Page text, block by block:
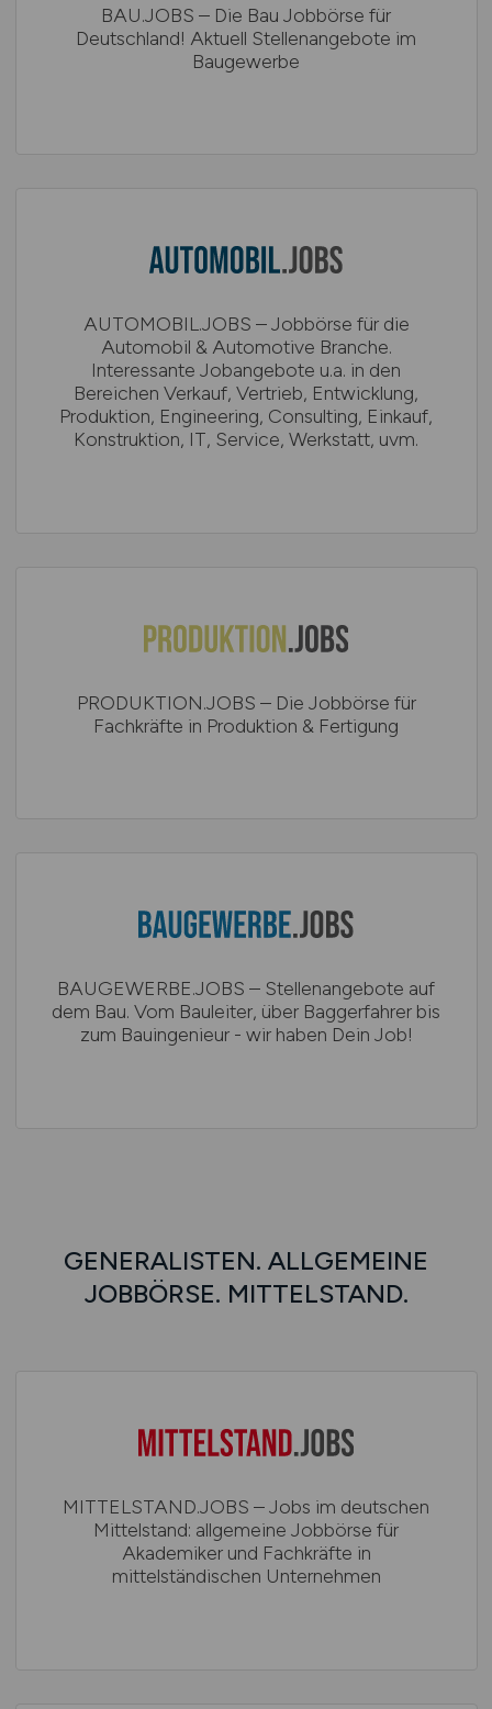
BAU.JOBS – Die Bau Jobbörse für
Deutschland! Aktuell Stellenangebote im
Baugewerbe
AUTOMOBIL.JOBS – Jobbörse für die
Automobil & Automotive Branche.
Interessante Jobangebote u.a. in den
Bereichen Verkauf, Vertrieb, Entwicklung,
Produktion, Engineering, Consulting, Einkauf,
Konstruktion, IT, Service, Werkstatt, uvm.
PRODUKTION.JOBS – Die Jobbörse für
Fachkräfte in Produktion & Fertigung
BAUGEWERBE.JOBS – Stellenangebote auf
dem Bau. Vom Bauleiter, über Baggerfahrer bis
zum Bauingenieur - wir haben Dein Job!
GENERALISTEN. ALLGEMEINE
JOBBÖRSE. MITTELSTAND.
MITTELSTAND.JOBS – Jobs im deutschen
Mittelstand: allgemeine Jobbörse für
Akademiker und Fachkräfte in
mittelständischen Unternehmen